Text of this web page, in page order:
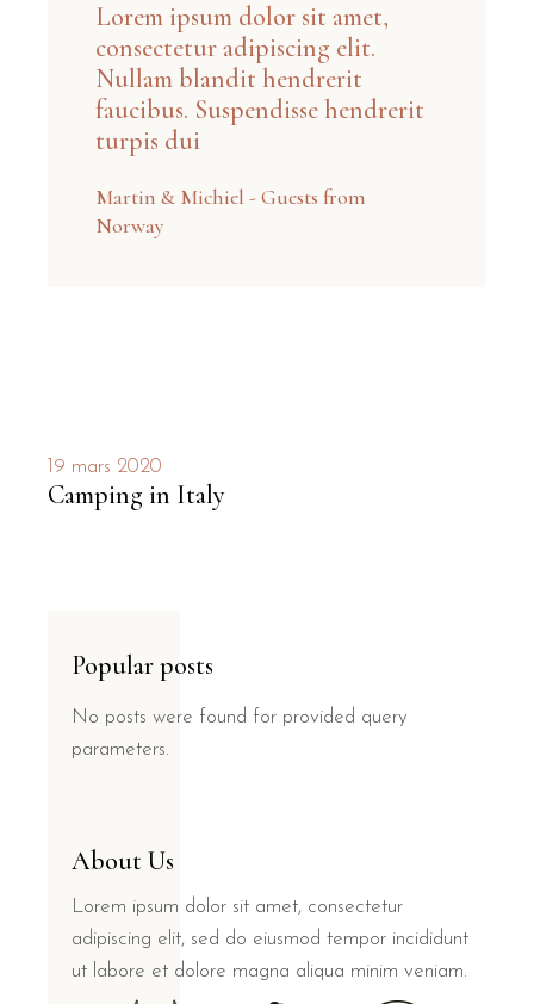
Lorem ipsum dolor sit amet,
consectetur adipiscing elit.
Nullam blandit hendrerit
faucibus. Suspendisse hendrerit
turpis dui
Martin & Michiel - Guests from
Norway
19 mars 2020
Camping in Italy
Popular posts
No posts were found for provided query
parameters.
About Us
Lorem ipsum dolor sit amet, consectetur
adipiscing elit, sed do eiusmod tempor incididunt
ut labore et dolore magna aliqua minim veniam.